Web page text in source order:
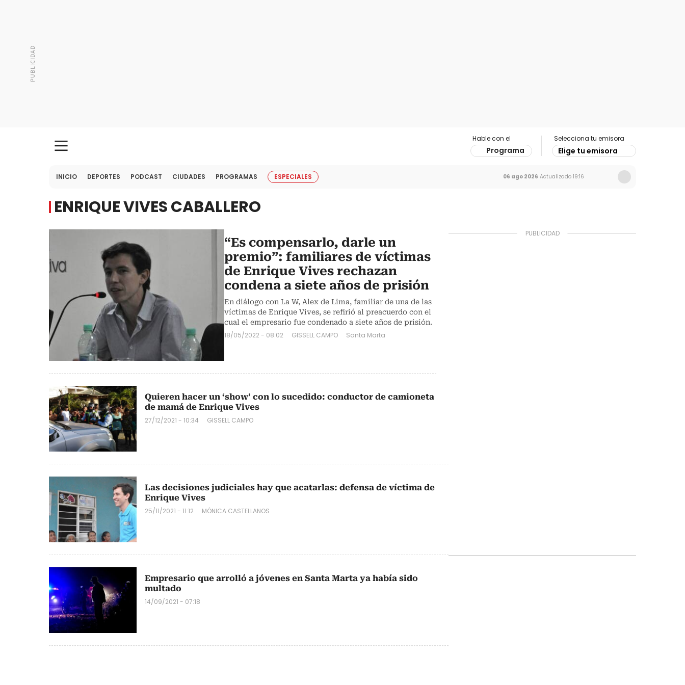
Hable con el
Programa
Selecciona tu emisora
Elige tu emisora
INICIO DEPORTES PODCAST CIUDADES PROGRAMAS ESPECIALES 06 ago 2026 Actualizado 19:16
ENRIQUE VIVES CABALLERO
“Es compensarlo, darle un
premio”: familiares de víctimas
de Enrique Vives rechazan
condena a siete años de prisión
En diálogo con La W, Alex de Lima, familiar de una de las
víctimas de Enrique Vives, se refirió al preacuerdo con el
cual el empresario fue condenado a siete años de prisión.
18/05/2022 - 08:02 GISSELL CAMPO Santa Marta
Quieren hacer un ‘show’ con lo sucedido: conductor de camioneta
de mamá de Enrique Vives
27/12/2021 - 10:34 GISSELL CAMPO
Las decisiones judiciales hay que acatarlas: defensa de víctima de
Enrique Vives
25/11/2021 - 11:12 MÓNICA CASTELLANOS
Empresario que arrolló a jóvenes en Santa Marta ya había sido
multado
14/09/2021 - 07:18